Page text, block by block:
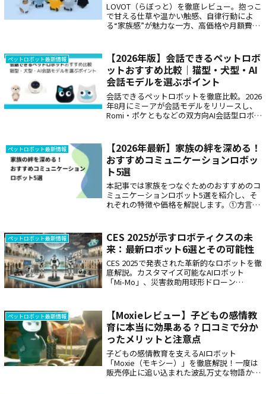
LOVOT（らぼっと）を徹底レビュー。抱っこ
で甘える仕草や温かい触感、自律行動によ
る“家族感”が魅力な一方、高価格や月額費、
まで詳しく解説します。
ペットロボット最新情報
【2026年版】会話できるペットロボ
ットおすすめ比較｜猫型・犬型・AI
会話モデルを選ぶポイント
会話できるペットロボットを徹底比較。2026
年8月にミーアが会話モデルをリリースし、
Romi・ポケともなどの双方向AI会話型ロボッ
し、猫型・犬型ペットロボットの中から自分
に合う1台を選ぶポイントと使い分けを詳し
く解説していきます。
ペットロボット最新情報
【2026年最新】家族の絆を深める！
おすすめコミュニケーションロボッ
ト5選
本記事では家族をつなぐためのおすすめのコ
ミュニケーションロボット5選を紹介し、そ
れぞれの特徴や価格を解説します。①方言を
ペットロボット最新情報
CES 2025が示すロボティクスの未
来：最新ロボット6選とその可能性
CES 2025で発表された革新的なロボットを徹
底解説。カスタマイズ可能なAIロボット
「Mi-Mo」、災害救助用球形ドローン
もたらす日常生活や産業への影響を詳しく紹
介します。
ペットロボット最新情報
【Moxieレビュー】子どもの感情教
育に本当に効果ある？口コミで分か
ったメリットと注意点
子どもの感情教育を支えるAIロボット
「Moxie（モキシー）」を徹底解説！一度は
販売停止に追い込まれた波乱万丈な物語か